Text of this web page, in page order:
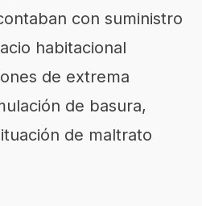
con suministro
habitacional
de extrema
de basura,
de maltrato